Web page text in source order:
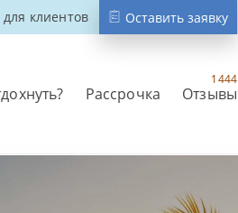
для клиентов Оставить заявку
Рассрочка Отзывы
1444